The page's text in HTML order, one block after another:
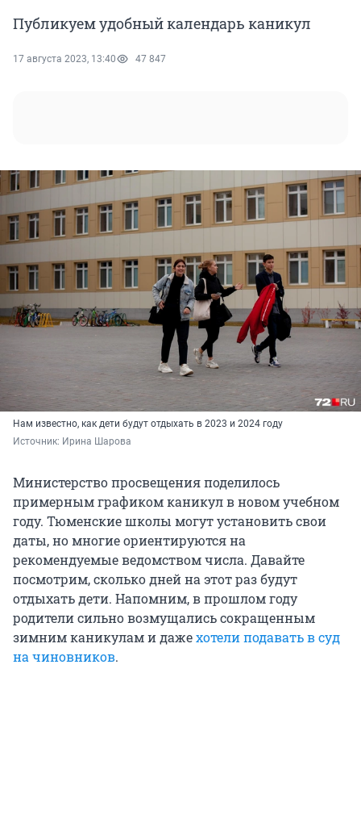
Публикуем удобный календарь каникул
17 августа 2023, 13:40 47 847
Нам известно, как дети будут отдыхать в 2023 и 2024 году
Источник: Ирина Шарова
Министерство просвещения поделилось
примерным графиком каникул в новом учебном
году. Тюменские школы могут установить свои
даты, но многие ориентируются на
рекомендуемые ведомством числа. Давайте
посмотрим, сколько дней на этот раз будут
отдыхать дети. Напомним, в прошлом году
родители сильно возмущались сокращенным
зимним каникулам и дажехотели подавать в суд
на чиновников.